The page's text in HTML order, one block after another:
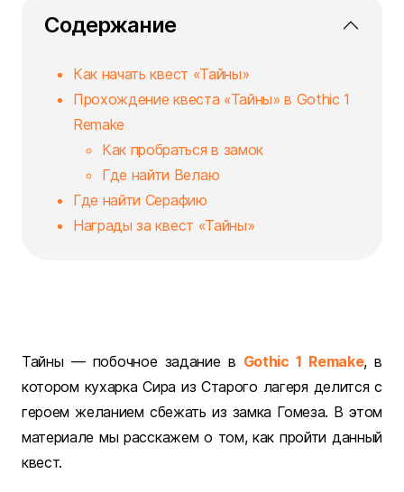
Содержание
Как начать квест «Тайны»
Прохождение квеста «Тайны» в Gothic 1
Remake
Как пробраться в замок
Где найти Велаю
Где найти Серафию
Награды за квест «Тайны»
Тайны — побочное задание в Gothic 1 Remake, в
котором кухарка Сира из Старого лагеря делится с
героем желанием сбежать из замка Гомеза. В этом
материале мы расскажем о том, как пройти данный
квест.